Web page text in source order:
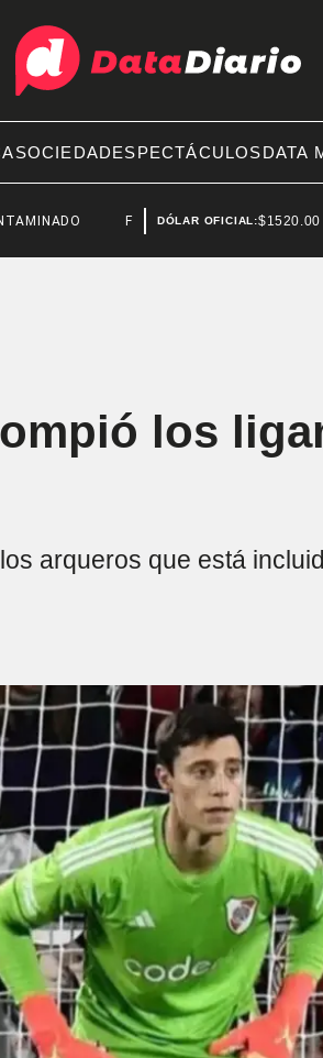
SOCIEDADESPECTÁCULOSDATA
FEDERICO STURZENEGGER
DÓLAR OFICIAL:$1520.00
los
arqueros que está